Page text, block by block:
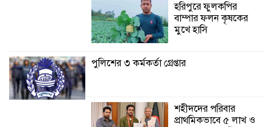
জামায়াত: নুরুল হক
নুর
ওই দুই বছরে শহীদদের বিচার করলেন না
কালিগঞ্জে নিখোঁজ জেলের মরদেহ অবশেষে
মিলল ইছামতী নদীতে
হরিপুরে ফুলকপির
বাম্পার ফলন কৃষকের
মুখে হাসি
পুলিশের ৩ কর্মকর্তা গ্রেপ্তার
শহীদদের পরিবার
প্রাথমিকভাবে ৫ লাখ ও